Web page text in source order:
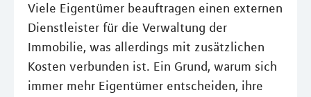
Viele Eigentümer beauftragen einen externen
Dienstleister für die Verwaltung der
Immobilie, was allerdings mit zusätzlichen
Kosten verbunden ist. Ein Grund, warum sich
immer mehr Eigentümer entscheiden, ihre